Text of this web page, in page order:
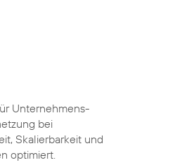
Unternehmens-
bei
Skalierbarkeit und
optimiert.